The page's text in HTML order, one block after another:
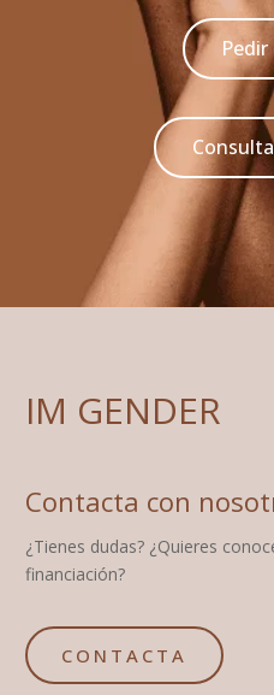
IM GENDER
Contacta con
¿Tienes dudas? ¿Quieres
financiación?
CONTACTA